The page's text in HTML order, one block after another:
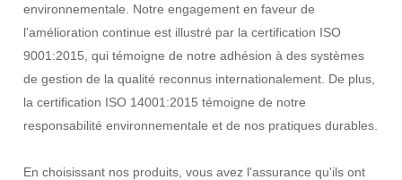
environnementale. Notre engagement en faveur de
l'amélioration continue est illustré par la certification ISO
9001:2015, qui témoigne de notre adhésion à des systèmes
de gestion de la qualité reconnus internationalement. De plus,
la certification ISO 14001:2015 témoigne de notre
responsabilité environnementale et de nos pratiques durables.
En choisissant nos produits, vous avez l'assurance qu'ils ont